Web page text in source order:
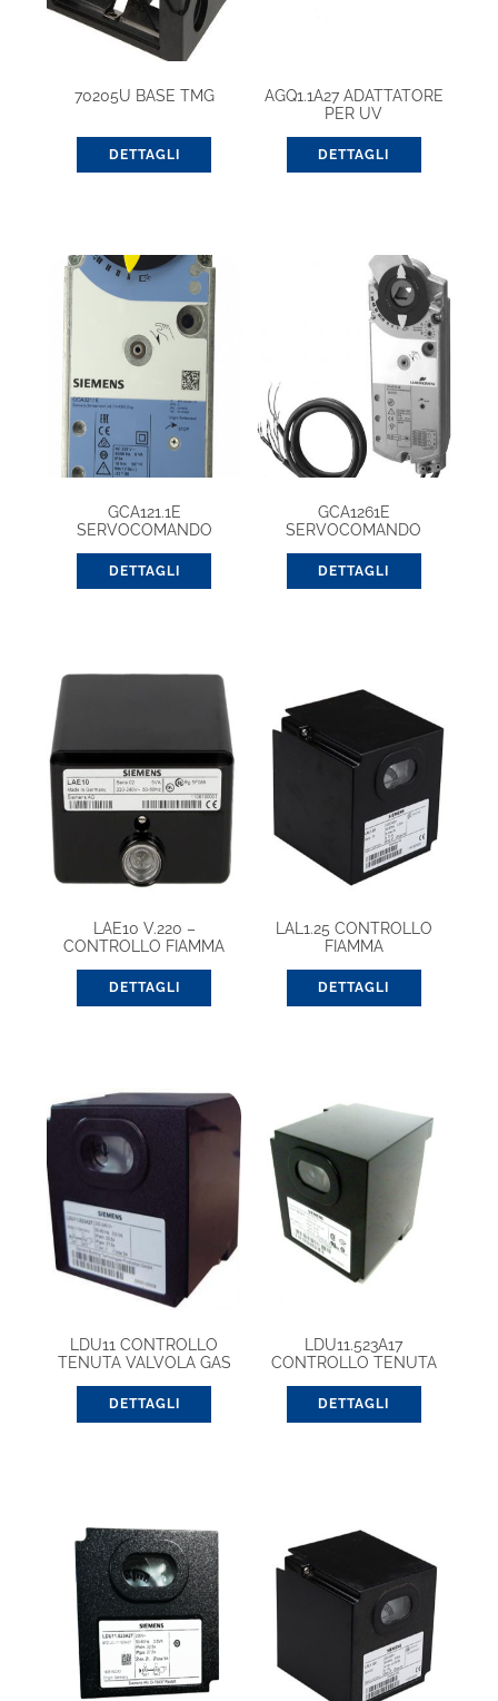
70205U BASE TMG
DETTAGLI
AGQ1.1A27 ADATTATORE
PER UV
DETTAGLI
GCA121.1E
SERVOCOMANDO
DETTAGLI
GCA1261E
SERVOCOMANDO
DETTAGLI
LAE10 V.220 –
CONTROLLO FIAMMA
DETTAGLI
LAL1.25 CONTROLLO
FIAMMA
DETTAGLI
LDU11 CONTROLLO
TENUTA VALVOLA GAS
DETTAGLI
LDU11.523A17
CONTROLLO TENUTA
DETTAGLI